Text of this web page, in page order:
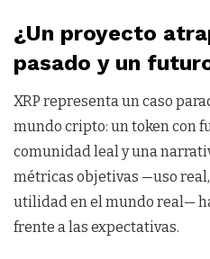
¿Un proyecto
pasado y un
XRP representa un caso
mundo cripto: un token con
comunidad leal y una
métricas objetivas —uso
utilidad en el mundo real—
frente a las expectativas.